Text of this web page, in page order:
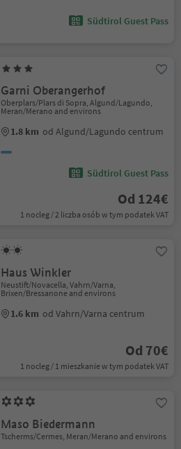
Südtirol Guest Pass
Garni Oberangerhof
Oberplars/Plars di Sopra, Algund/Lagundo,
Meran/Merano and environs
1.8 km od Algund/Lagundo centrum
Südtirol Guest Pass
Od 124€
1 nocleg / 2 liczba osób w tym podatek VAT
Haus Winkler
Neustift/Novacella, Vahrn/Varna,
Brixen/Bressanone and environs
1.6 km od Vahrn/Varna centrum
Od 70€
1 nocleg / 1 mieszkanie w tym podatek VAT
Maso Biedermann
Tscherms/Cermes, Meran/Merano and environs